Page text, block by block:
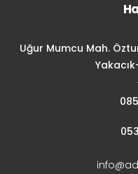
Uğur Mumcu Mah.